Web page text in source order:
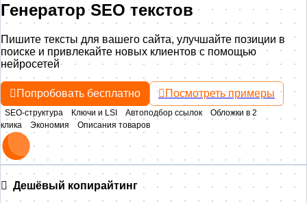
ГенераторSEO текстов
Пишите тексты для вашего сайта, улучшайте позиции в
поиске и привлекайте новых клиентов с помощью
нейросетей
Попробовать бесплатно Посмотреть примеры
SEO‑структура Ключи и LSI Автоподбор ссылок
Обложки в 2
клика
Экономия Описания товаров
Дешёвый копирайтинг